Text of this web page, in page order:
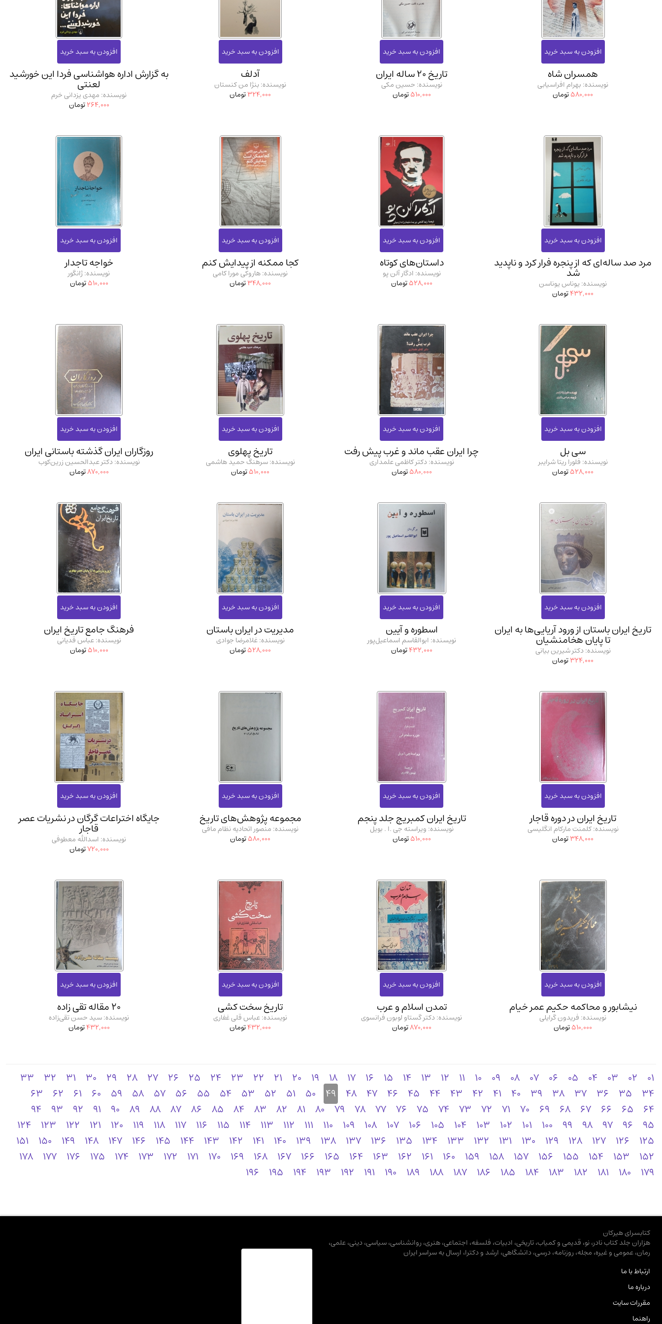
استخدامی و کاریابی دولتی و خصوصی.سوالـات و آزمونها
آموزشی و کنکوری مدرسان شریف و انتشارت ارشد کتاب‌های..(2)
دانشگاه پیامـ نور(10)
همسران شاه
نویسنده: بهرام افراسیابی
580,000تومان
تاریخ 20 ساله ایران
نویسنده: حسین مکی
510,000تومان
آدلف
نویسنده: بنژا من کنستان
324,000تومان
به گزارش اداره هواشناسی فردا این خورشید
لعنتی
نویسنده: مهدی یزدانی خرم
264,000تومان
مرد صد ساله‌ای که از پنجره فرار کرد و ناپدید
شد
نویسنده: یوناس یوناسن
432,000تومان
داستان‌های کوتاه
نویسنده: ادگار آلن پو
528,000تومان
کجا ممکنه از پیدایش کنم
نویسنده: هاروکی مورا کامی
348,000تومان
خواجه تاجدار
نویسنده: ژانگور
510,000تومان
سی بل
نویسنده: فلورا ریتا شرایبر
528,000تومان
چرا ایران عقب ماند و غرب پیش رفت
نویسنده: دکتر کاظمی علمداری
580,000تومان
تاریخ پهلوی
نویسنده: سرهنگ حمید هاشمی
510,000تومان
روزگاران ایران گذشته باستانی ایران
نویسنده: دکتر عبدالحسین زرین‌کوب
870,000تومان
تاریخ ایران باستان از ورود آریایی‌ها به ایران
تا پایان هخامنشیان
نویسنده: دکتر شیرین بیانی
324,000تومان
اسطوره و آیین
نویسنده: ابوالقاسم اسماعیل‌پور
432,000تومان
مدیریت در ایران باستان
نویسنده: غلامرضا جوادی
528,000تومان
فرهنگ جامع تاریخ ایران
نویسنده: عباس قدیانی
510,000تومان
تاریخ ایران در دوره قاجار
نویسنده: کلمنت مارکام انگلیسی
348,000تومان
تاریخ ایران کمبریج جلد پنجم
نویسنده: ویراسته جی .ا . بویل
510,000تومان
مجموعه پژوهش‌های تاریخ
نویسنده: منصور اتحادیه نظام مافی
580,000تومان
جایگاه اختراعات گرگان در نشریات عصر
قاجار
نویسنده: اسدالله معطوفی
720,000تومان
نیشابور و محاکمه حکیم عمر خیام
نویسنده: فریدون گرایلی
510,000تومان
تمدن اسلام و عرب
نویسنده: دکتر گستاو لوبون فرانسوی
870,000تومان
تاریخ سخت کشی
نویسنده: عباس قلی غفاری
432,000تومان
20 مقاله تقی زاده
نویسنده: سید حسن تقی‌زاده
432,000تومان
01
02
03
04
05
06
07
08
09
10
11
12
13
14
15
16
17
18
19
20
21
22
23
24
25
26
27
28
29
30
31
32
33
34
35
36
37
38
39
40
41
42
43
44
45
46
47
48
49
50
51
52
53
54
55
56
57
58
59
60
61
62
63
64
65
66
67
68
69
70
71
72
73
74
75
76
77
78
79
80
81
82
83
84
85
86
87
88
89
90
91
92
93
94
95
96
97
98
99
100
101
102
103
104
105
106
107
108
109
110
111
112
113
114
115
116
117
118
119
120
121
122
123
124
125
126
127
128
129
130
131
132
133
134
135
136
137
138
139
140
141
142
143
144
145
146
147
148
149
150
151
152
153
154
155
156
157
158
159
160
161
162
163
164
165
166
167
168
169
170
171
172
173
174
175
176
177
178
179
180
181
182
183
184
185
186
187
188
189
190
191
192
193
194
195
196
کتابسرای هیرکان
هزاران جلد کتاب نادر، نو، قدیمی و کمیاب، تاریخی، ادبیات، فلسفه، اجتماعی، هنری، روانشناسی، سیاسی، دینی، علمی،
رمان، عمومی و غیره، مجله، روزنامه، درسی، دانشگاهی، ارشد و دکترا، ارسال به سراسر ایران
ارتباط با ما
درباره ما
مقررات سایت
راهنما